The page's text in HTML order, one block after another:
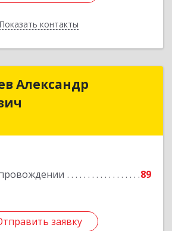
Показать контакты
Назад
Александр
89
заявку
Васильев Александр
Подробнее
заявку